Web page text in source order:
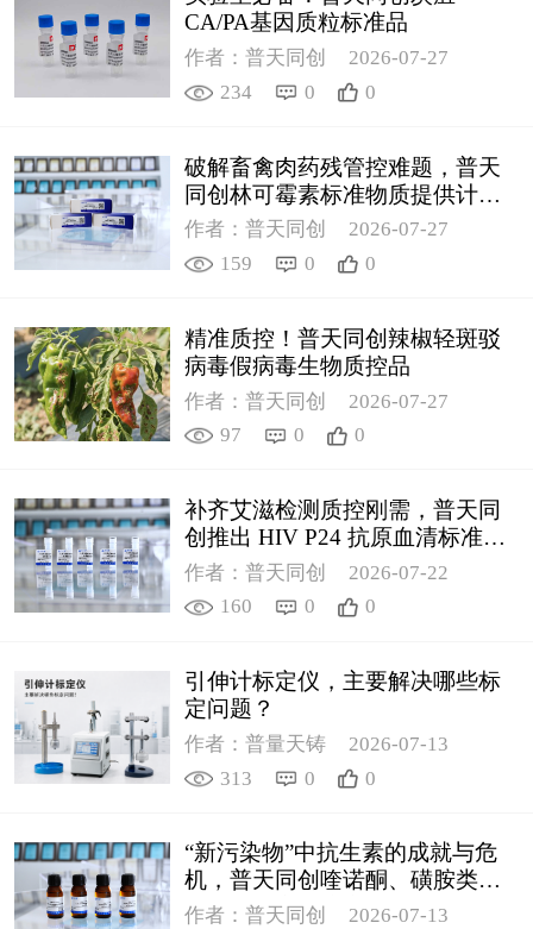
CA/PA基因质粒标准品
作者：普天同创
2026-07-27
234
0 0
破解畜禽肉药残管控难题，普天
同创林可霉素标准物质提供计量
支撑
作者：普天同创
2026-07-27
159
0 0
精准质控！普天同创辣椒轻斑驳
病毒假病毒生物质控品
作者：普天同创
2026-07-27
97
0 0
补齐艾滋检测质控刚需，普天同
创推出 HIV P24 抗原血清标准物
质
作者：普天同创
2026-07-22
160
0 0
引伸计标定仪，主要解决哪些标
定问题？
作者：普量天铸
2026-07-13
313
0 0
“新污染物”中抗生素的成就与危
机，普天同创喹诺酮、磺胺类质
控新品筑牢环境安全防线
作者：普天同创
2026-07-13